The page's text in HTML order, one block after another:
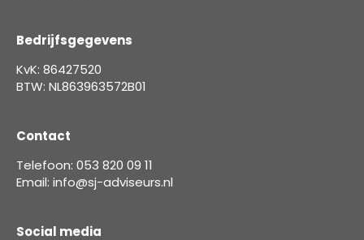
Bedrijfsgegevens
KvK: 86427520
BTW: NL863963572B01
Contact
Telefoon: 053 820 09 11
Email: info@sj-adviseurs.nl
Social media